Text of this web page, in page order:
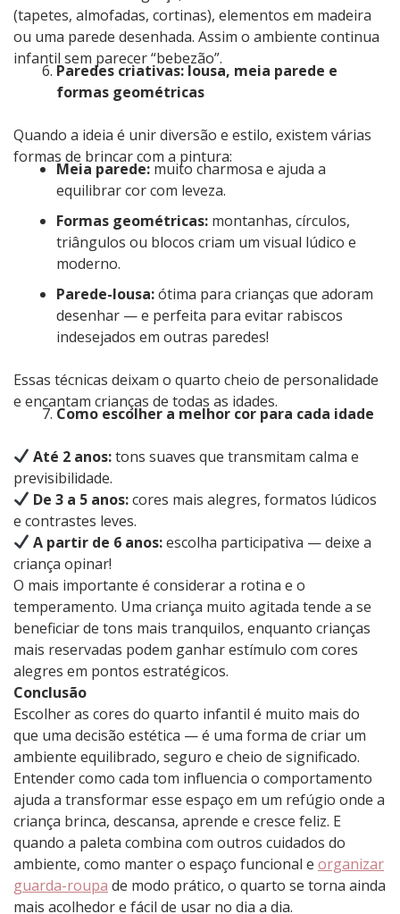
(tapetes, almofadas, cortinas), elementos em madeira
ou uma parede desenhada. Assim o ambiente continua
infantil sem parecer “bebezão”.
Paredes criativas: lousa, meia parede e
formas geométricas
Quando a ideia é unir diversão e estilo, existem várias
formas de brincar com a pintura:
Meia parede:muito charmosa e ajuda a
equilibrar cor com leveza.
Formas geométricas: montanhas, círculos,
triângulos ou blocos criam um visual lúdico e
moderno.
Parede-lousa:ótima para crianças que adoram
desenhar — e perfeita para evitar rabiscos
indesejados em outras paredes!
Essas técnicas deixam o quarto cheio de personalidade
e encantam crianças de todas as idades.
Como escolher a melhor cor para cada idade
Até 2 anos:tons suaves que transmitam calma e
previsibilidade.
De 3 a 5 anos:cores mais alegres, formatos lúdicos
e contrastes leves.
A partir de 6 anos:escolha participativa — deixe a
criança opinar!
O mais importante é considerar a rotina e o
temperamento. Uma criança muito agitada tende a se
beneficiar de tons mais tranquilos, enquanto crianças
mais reservadas podem ganhar estímulo com cores
alegres em pontos estratégicos.
Conclusão
Escolher as cores do quarto infantil é muito mais do
que uma decisão estética — é uma forma de criar um
ambiente equilibrado, seguro e cheio de significado.
Entender como cada tom influencia o comportamento
ajuda a transformar esse espaço em um refúgio onde a
criança brinca, descansa, aprende e cresce feliz. E
quando a paleta combina com outros cuidados do
ambiente, como manter o espaço funcional e organizar
guarda-roupa de modo prático, o quarto se torna ainda
mais acolhedor e fácil de usar no dia a dia.